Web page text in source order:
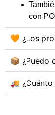
con
🧡 ¿Los
📦 ¿Puedo
🚚 ¿Cuánto